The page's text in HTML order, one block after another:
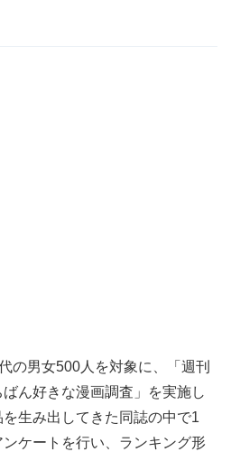
の男女500人を対象に、「週刊
ん好きな漫画調査」を実施し
生み出してきた同誌の中で1
ケートを行い、ランキング形